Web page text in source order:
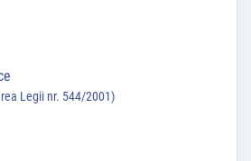
Legii nr. 544/2001)